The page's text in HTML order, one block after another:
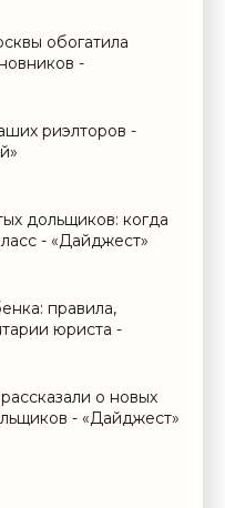
обогатила
-
риэлторов -
дольщиков: когда
- «Дайджест»
правила,
юриста -
о новых
- «Дайджест»